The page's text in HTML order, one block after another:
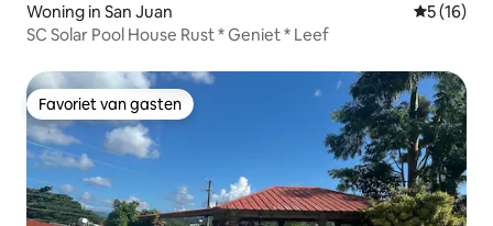
Woning in San Juan
5 (16)
SC Solar Pool House Rust * Geniet * Leef
Favoriet van gasten
Favoriet van gasten